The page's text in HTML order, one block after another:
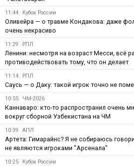
11:44 Кубок России
Оливейра — о травме Кондакова: даже
очень некрасиво
11:29 РПЛ
Ленини: несмотря на возраст Месси, всё
противодействовать тому, что он делает
11:14 РПЛ
Саусь — о Даку: такой игрок точно не
10:55 ЧМ-2026
Каннаваро: кто-то распространил очень
вокруг сборной Узбекистана на ЧМ
10:39 АПЛ
Артета: Гимарайнс? Я не собираюсь
не являются игроками "Арсенала"
10:25 Кубок России